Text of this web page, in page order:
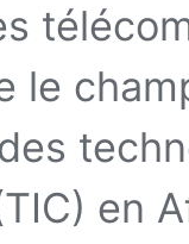
le
en